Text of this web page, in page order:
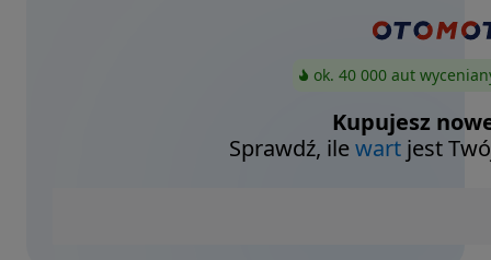
ok. 40 000 aut
Kupujesz
Sprawdź, ilewart jest